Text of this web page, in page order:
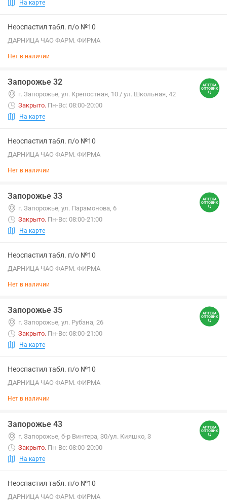
На карте
Неоспастил табл. п/о №10
ДАРНИЦА ЧАО ФАРМ. ФИРМА
Нет в наличии
Запорожье 32
г. Запорожье, ул. Крепостная, 10 / ул. Школьная, 42
Закрыто. Пн-Вс: 08:00-20:00
На карте
Неоспастил табл. п/о №10
ДАРНИЦА ЧАО ФАРМ. ФИРМА
Нет в наличии
Запорожье 33
г. Запорожье, ул. Парамонова, 6
Закрыто. Пн-Вс: 08:00-21:00
На карте
Неоспастил табл. п/о №10
ДАРНИЦА ЧАО ФАРМ. ФИРМА
Нет в наличии
Запорожье 35
г. Запорожье, ул. Рубана, 26
Закрыто. Пн-Вс: 08:00-21:00
На карте
Неоспастил табл. п/о №10
ДАРНИЦА ЧАО ФАРМ. ФИРМА
Нет в наличии
Запорожье 43
г. Запорожье, б-р Винтера, 30/ул. Кияшко, 3
Закрыто. Пн-Вс: 08:00-20:00
На карте
Неоспастил табл. п/о №10
ДАРНИЦА ЧАО ФАРМ. ФИРМА